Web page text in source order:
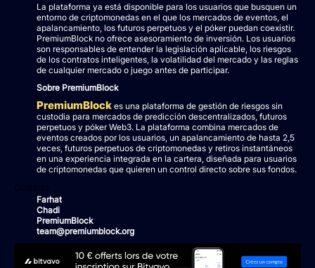
La plataforma ya está disponible para los usuarios que busquen un
entorno de criptomonedas en el que los mercados de eventos, el
apalancamiento, los futuros perpetuos y el póker puedan coexistir.
PremiumBlock no ofrece asesoramiento de inversión. Los usuarios
son responsables de entender la legislación aplicable, los riesgos
de los contratos inteligentes, la volatilidad del mercado y las reglas
de cualquier mercado o juego antes de participar.
Sobre PremiumBlock
PremiumBlock es una plataforma de gestión de riesgos sin
custodia para mercados de predicción descentralizados, futuros
perpetuos y póker Web3. La plataforma combina mercados de
eventos creados por los usuarios, un apalancamiento de hasta 2,5
veces, futuros perpetuos de criptomonedas y retiros instantáneos
en una experiencia integrada en la cartera, diseñada para usuarios
de criptomonedas que quieren un control directo sobre sus fondos.
Contacto
Farhat
Chadi
PremiumBlock
team@premiumblock.org